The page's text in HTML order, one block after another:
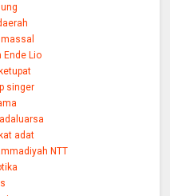
Ende Lio
singer
adat
NTT